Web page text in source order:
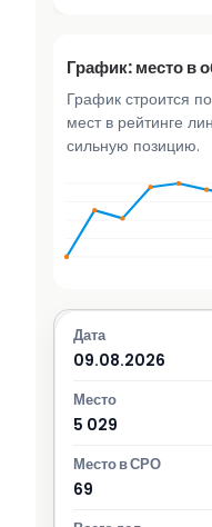
График: место в
График строится
мест в рейтинге
сильную позицию.
09.08.2026
5 029
69